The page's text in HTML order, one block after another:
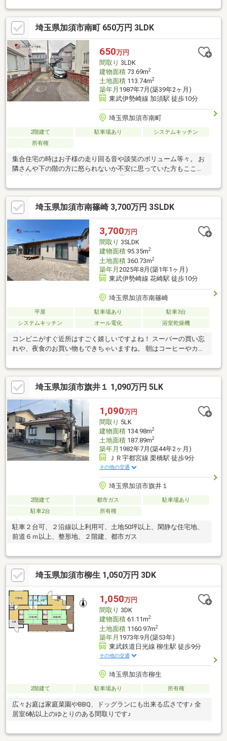
が出やすいか」「買い物はどこがよいか」「通いやすい病院はど
こか」など、色々とお客様が知りたいことをアドバイス致しま
す。家を見るなら、地元に詳しいオオノが頼りになります。ご内
見時に弊社スタッフからのしつこい営業はありませんので、安心
してご内覧ください！◆営業時間 9：30～18：30（定休日:火
曜・水曜）
埼玉県加須市南町 650万円 3LDK
650万円
間取り 3LDK
建物面積73.69m2
土地面積113.74m2
築年月 1987年7月(築39年2ヶ月)
東武伊勢崎線 加須駅 徒歩10分
埼玉県加須市南町
2階建て 駐車場あり
システムキッチン
所有権
集合住宅の時はお子様の走り回る音や談笑のボリューム等々。 お
隣さんや下の階の方に怒られないか不安に思っていた方もここな
か？【弊社では以下の５つをお客様にお約束いたします】1.物件
の善し悪しは全て正直にお話しします。2.無理な売り込みや契約
の催促、突然の訪問等、しつこい営業は一切行いません。3.契約
したら終わりではなくお引き渡し後、お引越し後もお客様のパー
トナーであること。4.ウソやおとり広告は一切使いません。(デー
タ更新は迅速に行います。）5.お客様の個人情報は細心の注意を
払って取り扱いします。
埼玉県加須市南篠崎 3,700万円 3SLDK
3,700万円
間取り 3SLDK
建物面積95.35m2
土地面積360.73m2
築年月 2025年8月(築1年1ヶ月)
東武伊勢崎線 花崎駅 徒歩10分
埼玉県加須市南篠崎
平屋 駐車場あり
駐車3台
システムキッチン
オール電化 浴室乾燥機
コンビニがすぐ近所はすごく嬉しいですよね！ スーパーの買い忘
れや、夜食のお買い物もできちゃいますね。 朝はコーヒーやカフ
埼玉県加須市旗井１ 1,090万円 5LK
1,090万円
間取り 5LK
建物面積134.98m2
土地面積187.89m2
築年月 1982年7月(築44年2ヶ月)
ＪＲ宇都宮線 栗橋駅 徒歩9分
その他の交通
埼玉県加須市旗井１
2階建て 都市ガス
駐車場あり
駐車2台
所有権
駐車２台可、２沿線以上利用可、土地50坪以上、閑静な住宅地、
前道６ｍ以上、整形地、２階建、都市ガス
埼玉県加須市柳生 1,050万円 3DK
1,050万円
間取り 3DK
建物面積61.11m2
土地面積1160.97m2
築年月 1973年9月(築53年)
東武鉄道日光線 柳生駅 徒歩9分
その他の交通
埼玉県加須市柳生
2階建て 駐車場あり 所有権
広々お庭は家庭菜園やBBQ、ドッグランにも出来る広さです♪ 全
居室6帖以上のゆとりのある間取りです♪